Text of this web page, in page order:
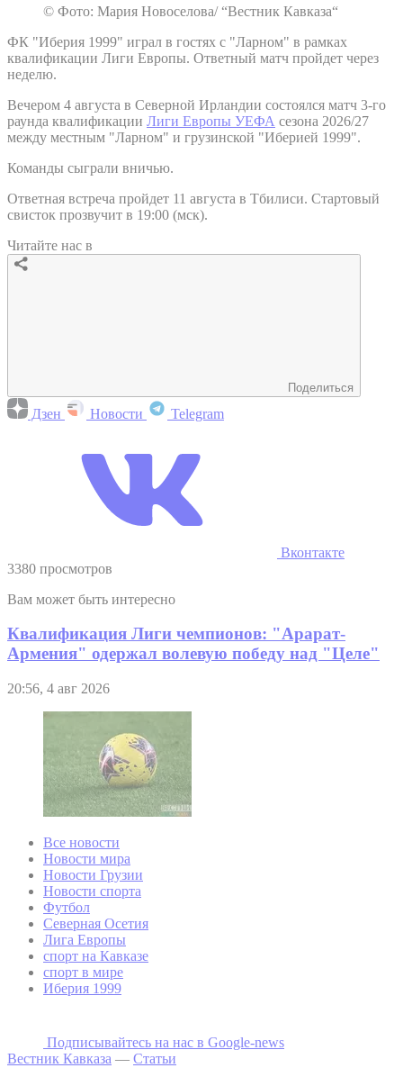
© Фото: Мария Новоселова/ “Вестник Кавказа“
ФК "Иберия 1999" играл в гостях с "Ларном" в рамках
квалификации Лиги Европы. Ответный матч пройдет через
неделю.
Вечером 4 августа в Северной Ирландии состоялся матч 3-го
раунда квалификации Лиги Европы УЕФА сезона 2026/27
между местным "Ларном" и грузинской "Иберией 1999".
Команды сыграли вничью.
Ответная встреча пройдет 11 августа в Тбилиси. Стартовый
свисток прозвучит в 19:00 (мск).
Читайте нас в
Поделиться
Дзен Новости Telegram
Вконтакте
3380 просмотров
Вам может быть интересно
Квалификация Лиги чемпионов: "Арарат-
Армения" одержал волевую победу над "Целе"
20:56, 4 авг 2026
Все новости
Новости мира
Новости Грузии
Новости спорта
Футбол
Северная Осетия
Лига Европы
спорт на Кавказе
спорт в мире
Иберия 1999
Подписывайтесь на наc в Google-news
Вестник Кавказа — Статьи